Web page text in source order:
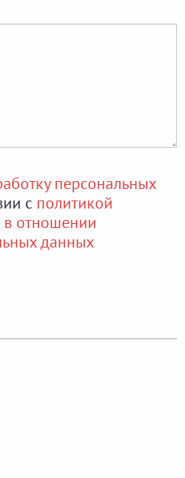
персональных
с политикой
в отношении
данных